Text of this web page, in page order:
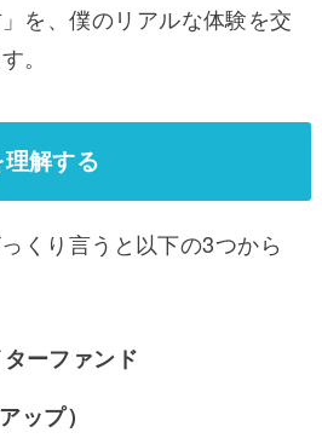
を、僕のリアルな体験を交
。
解する
くり言うと以下の3つから
ーファンド
ップ）